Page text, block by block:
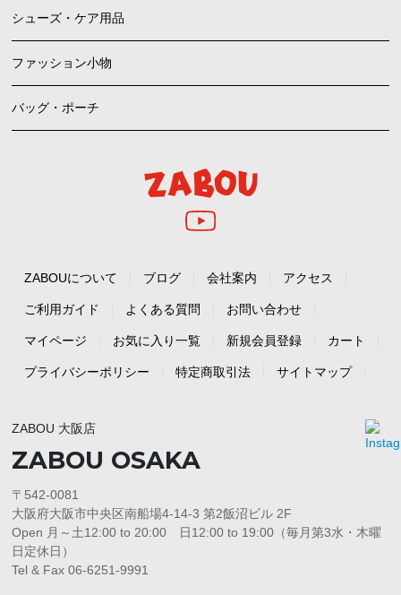
シューズ・ケア用品
ファッション小物
バッグ・ポーチ
ZABOUについて ブログ 会社案内 アクセス
ご利用ガイド よくある質問 お問い合わせ
マイページ お気に入り一覧 新規会員登録 カート
プライバシーポリシー 特定商取引法 サイトマップ
ZABOU 大阪店
ZABOU OSAKA
〒542-0081
大阪府大阪市中央区南船場4-14-3 第2飯沼ビル 2F
Open 月～土12:00 to 20:00 日12:00 to 19:00（毎月第3水・木曜
日定休日）
Tel & Fax 06-6251-9991